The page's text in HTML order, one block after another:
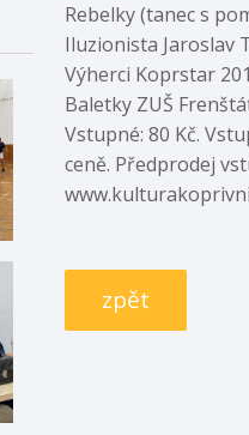
Rebelky (tanec s
Iluzionista Jaroslav
Výherci Koprstar
Baletky ZUŠ
Vstupné: 80 Kč.
ceně. Předprodej
zpět